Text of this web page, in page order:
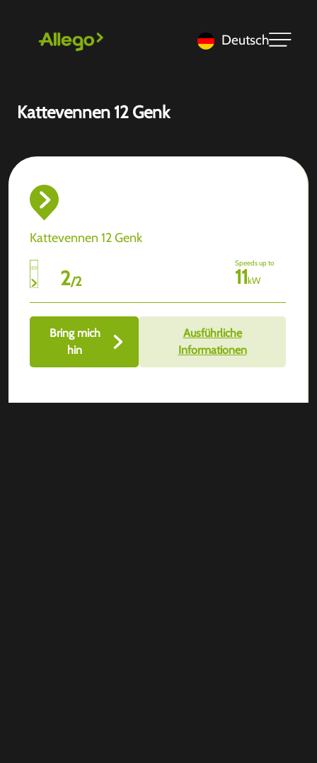
Deutsch
Kattevennen 12 Genk
Kattevennen 12 Genk
2/2
Speeds up to
11kW
Bring mich
hin
Ausführliche
Informationen